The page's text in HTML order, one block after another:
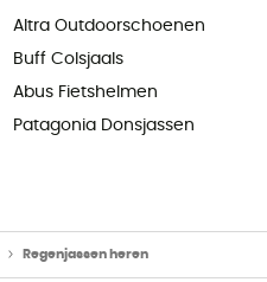
Altra Outdoorschoenen
Buff Colsjaals
Abus Fietshelmen
Patagonia Donsjassen
Regenjassen heren